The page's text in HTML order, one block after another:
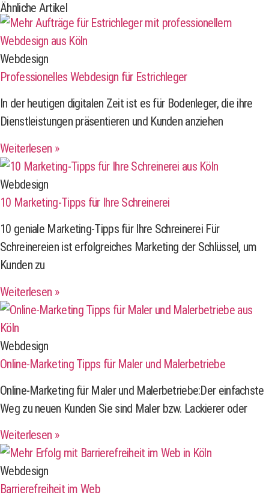
Ähnliche Artikel
Webdesign
Professionelles Webdesign für Estrichleger
In der heutigen digitalen Zeit ist es für Bodenleger, die ihre
Dienstleistungen präsentieren und Kunden anziehen
Weiterlesen »
Webdesign
10 Marketing-Tipps für Ihre Schreinerei
10 geniale Marketing-Tipps für Ihre Schreinerei Für
Schreinereien ist erfolgreiches Marketing der Schlüssel, um
Kunden zu
Weiterlesen »
Webdesign
Online-Marketing Tipps für Maler und Malerbetriebe
Online-Marketing für Maler und Malerbetriebe:Der einfachste
Weg zu neuen Kunden Sie sind Maler bzw. Lackierer oder
Weiterlesen »
Webdesign
Barrierefreiheit im Web